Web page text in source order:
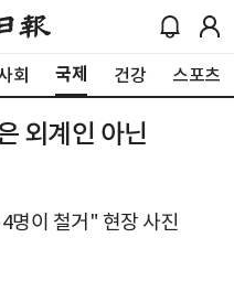
회 국제 건강 스포츠
외계인 아닌
명이 철거" 현장 사진